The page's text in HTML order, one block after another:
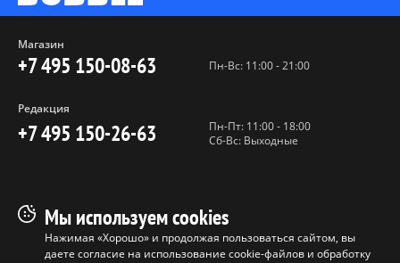
Магазин
+7 495 150-08-63 Пн-Вс: 11:00 - 21:00
Редакция
+7 495 150-26-63
Пн-Пт: 11:00 - 18:00
Сб-Вс: Выходные
Пользовательское соглашение
Политика конфиденциальности
Программа лояльности
Мы используем cookies
Нажимая «Хорошо» и продолжая пользоваться сайтом, вы
даете согласие на использование cookie-файлов и обработку